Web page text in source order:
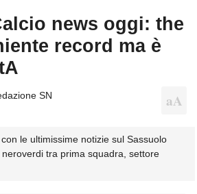
news oggi: the
record ma è
SN
le ultimissime notizie sul Sassuolo
tra prima squadra, settore